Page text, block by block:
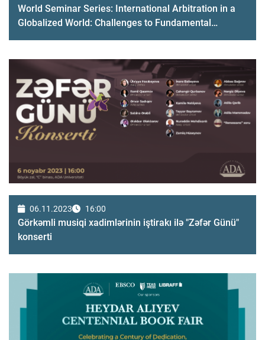
World Seminar Series: International Arbitration in a
Globalized World: Challenges to Fundamental
06.11.2023 16:00
Görkəmli musiqi xadimlərinin iştirakı ilə "Zəfər Günü"
konserti